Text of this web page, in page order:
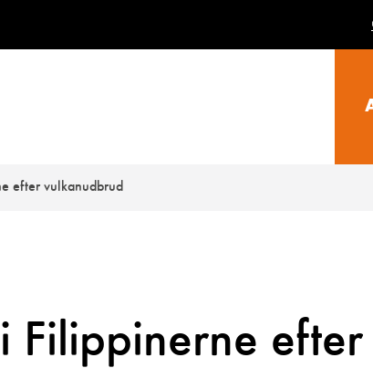
efter vulkanudbrud
efter